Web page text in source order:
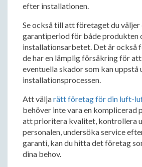
efter installationen.
Se också till att företaget du
garantiperiod för både produkten
installationsarbetet. Det är också
de har en lämplig försäkring för
eventuella skador som kan uppstå
installationsprocessen.
Att väljarätt företag för din luft-
behöver inte vara en komplicerad
att prioritera kvalitet, kontrollera
personalen, undersöka service
garanti, kan du hitta det företag
dina behov.